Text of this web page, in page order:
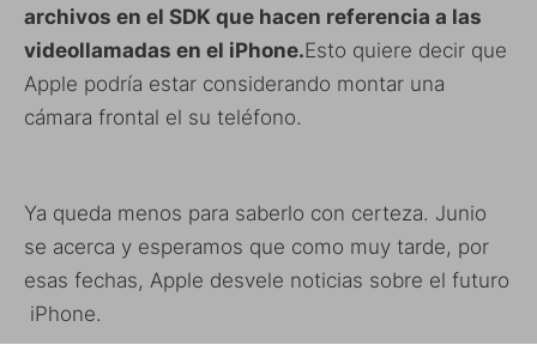
archivos en el SDK que hacen referencia a las
videollamadas en el iPhone.Esto quiere decir que
Apple podría estar considerando montar una
cámara frontal el su teléfono.
Ya queda menos para saberlo con certeza. Junio
se acerca y esperamos que como muy tarde, por
esas fechas, Apple desvele noticias sobre el futuro
iPhone.